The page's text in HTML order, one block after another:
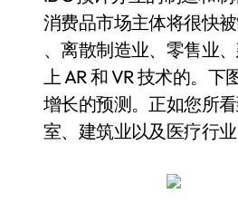
消费品市场主体将很快
、离散制造业、零售业
上 AR 和 VR 技术的。下
增长的预测。正如您所
室、建筑业以及医疗行业